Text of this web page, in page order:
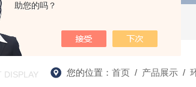
助您的吗？
DISPLAY 您的位置： 首页/ 产品展示/